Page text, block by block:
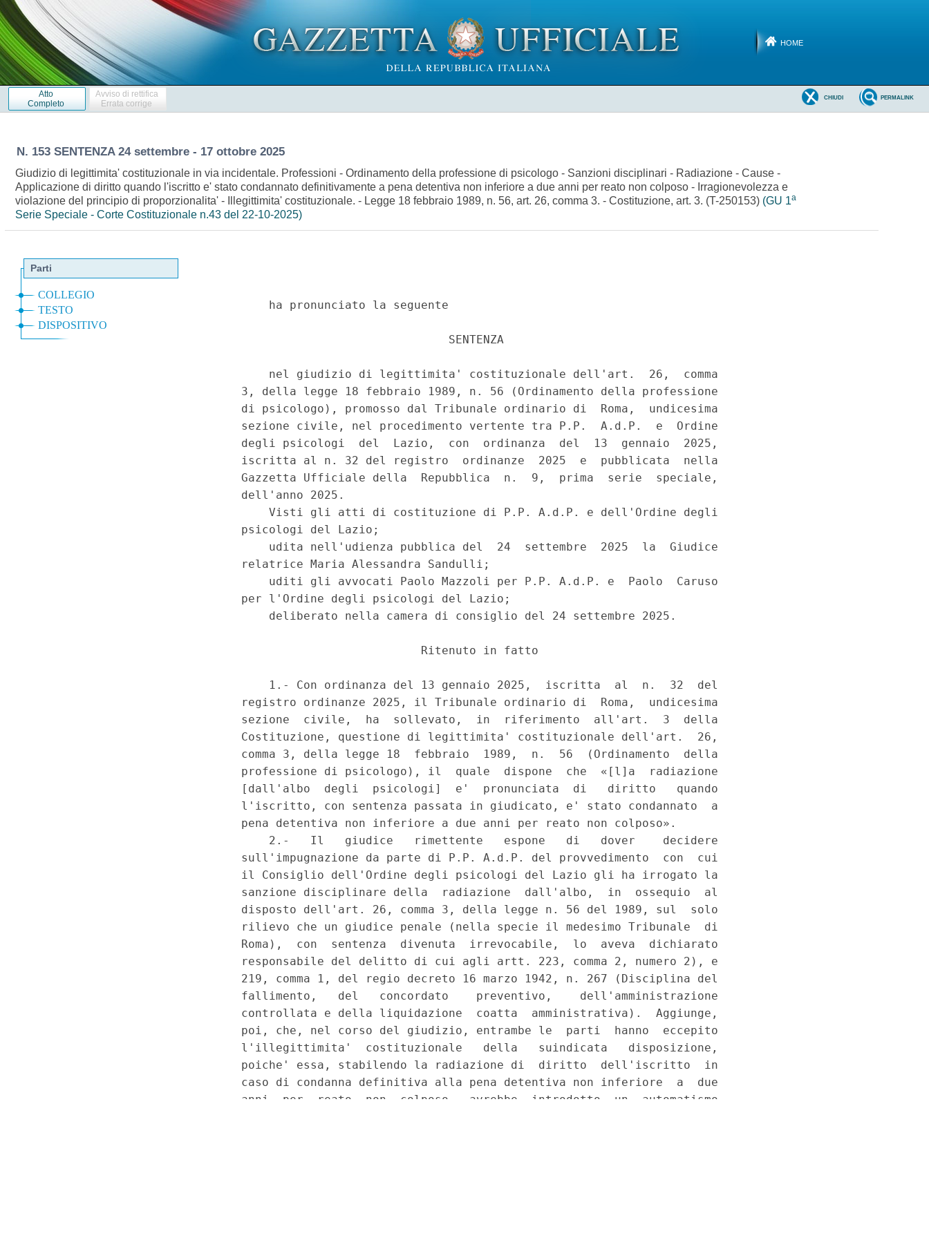
HOME
Atto
Completo
Avviso di rettifica
Errata corrige
PERMALINK
CHIUDI
N. 153 SENTENZA 24 settembre - 17 ottobre 2025
Giudizio di legittimita' costituzionale in via incidentale. Professioni - Ordinamento della professione di psicologo - Sanzioni disciplinari - Radiazione - Cause -
Applicazione di diritto quando l'iscritto e' stato condannato definitivamente a pena detentiva non inferiore a due anni per reato non colposo - Irragionevolezza e
violazione del principio di proporzionalita' - Illegittimita' costituzionale. - Legge 18 febbraio 1989, n. 56, art. 26, comma 3. - Costituzione, art. 3. (T-250153) (GU 1a
Serie Speciale - Corte Costituzionale n.43 del 22-10-2025)